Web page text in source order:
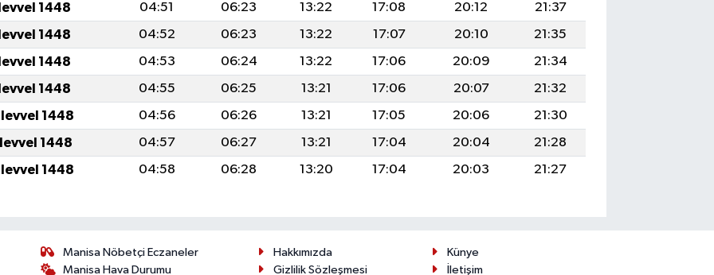
1448 04:51 06:23 13:22 17:08 20:12
21:37
1448 04:52 06:23 13:22 17:07 20:10
21:35
1448 04:53 06:24 13:22 17:06 20:09
21:34
1448 04:55 06:25 13:21 17:06 20:07
21:32
1448 04:56 06:26 13:21 17:05 20:06
21:30
1448 04:57 06:27 13:21 17:04 20:04
21:28
1448 04:58 06:28 13:20 17:04 20:03 21:27
Manisa Nöbetçi Eczaneler
Manisa Hava Durumu
Hakkımızda
Künye
Gizlilik Sözleşmesi
İletişim